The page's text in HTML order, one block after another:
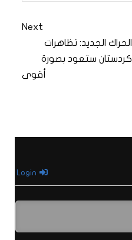
Next
الحراك الجديد: تظاهرات
كردستان ستعود بصورة
أقوى